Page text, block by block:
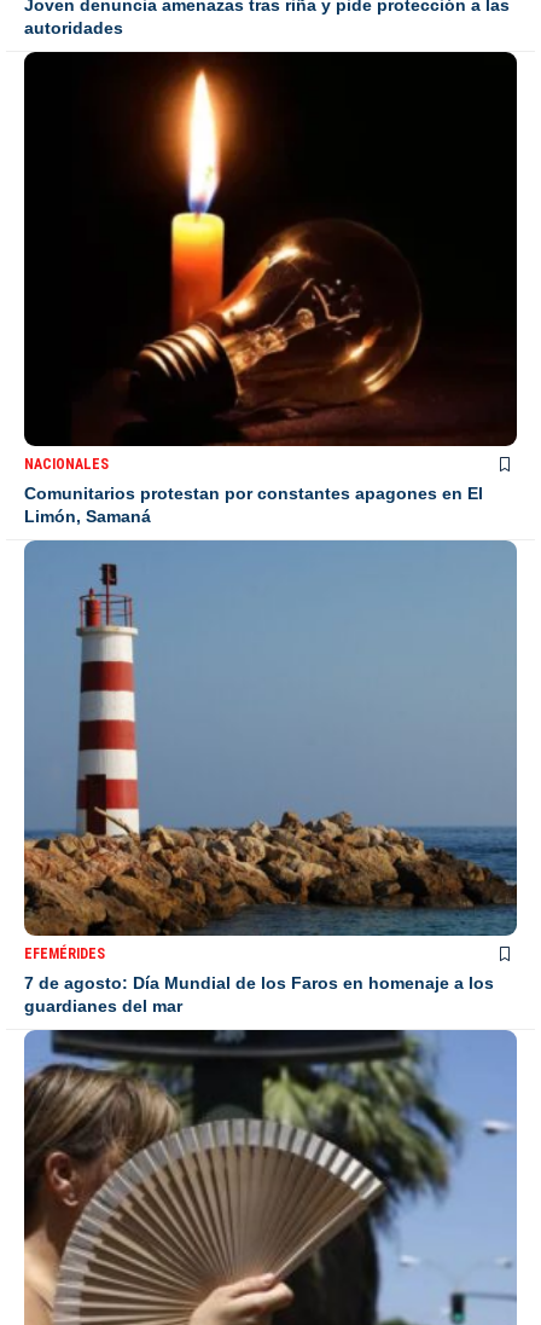
Joven denuncia amenazas tras riña y pide protección a las
autoridades
NACIONALES
Comunitarios protestan por constantes apagones en El
Limón, Samaná
EFEMÉRIDES
7 de agosto: Día Mundial de los Faros en homenaje a los
guardianes del mar